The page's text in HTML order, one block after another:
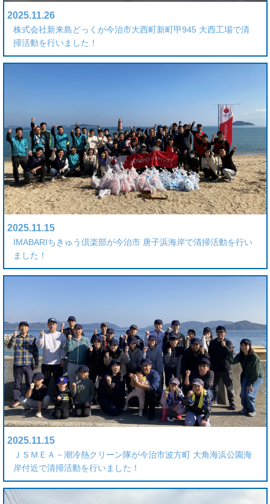
2025.11.26
株式会社新来島どっくが今治市大西町新町甲945 大西工場で清
掃活動を行いました！
2025.11.15
IMABARIちきゅう倶楽部が今治市 唐子浜海岸で清掃活動を行い
ました！
2025.11.15
ＪＳＭＥＡ－潮冷熱クリーン隊が今治市波方町 大角海浜公園海
岸付近で清掃活動を行いました！